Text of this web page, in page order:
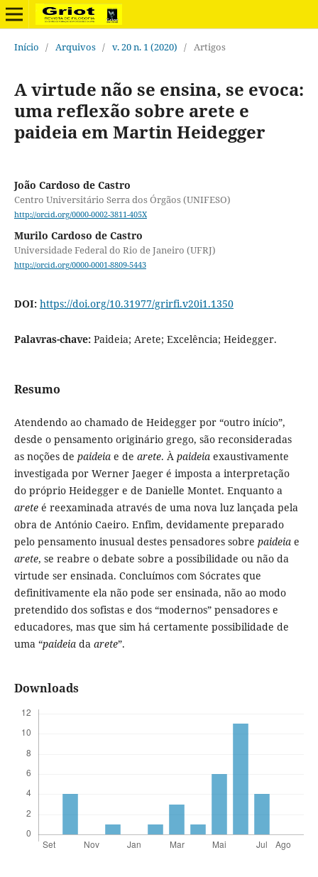
Início / Arquivos / v. 20 n. 1 (2020) / Artigos
A virtude não se ensina, se evoca:
uma reflexão sobre arete e
paideia em Martin Heidegger
João Cardoso de Castro
Centro Universitário Serra dos Órgãos (UNIFESO)
http://orcid.org/0000-0002-3811-405X
Murilo Cardoso de Castro
Universidade Federal do Rio de Janeiro (UFRJ)
http://orcid.org/0000-0001-8809-5443
DOI: https://doi.org/10.31977/grirfi.v20i1.1350
Palavras-chave: Paideia; Arete; Excelência; Heidegger.
Resumo
Atendendo ao chamado de Heidegger por “outro início”,
desde o pensamento originário grego, são reconsideradas
as noções de paideiae de arete. À paideiaexaustivamente
investigada por Werner Jaeger é imposta a interpretação
do próprio Heidegger e de Danielle Montet. Enquanto a
areteé reexaminada através de uma nova luz lançada pela
obra de António Caeiro. Enfim, devidamente preparado
pelo pensamento inusual destes pensadores sobre paideiae
arete, se reabre o debate sobre a possibilidade ou não da
virtude ser ensinada. Concluímos com Sócrates que
definitivamente ela não pode ser ensinada, não ao modo
pretendido dos sofistas e dos “modernos” pensadores e
educadores, mas que sim há certamente possibilidade de
uma “paideiada arete”.
Downloads